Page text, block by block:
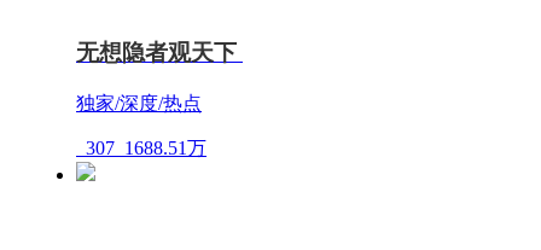
无想隐者观天下
独家/深度/热点
307 1688.51万